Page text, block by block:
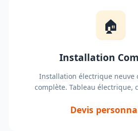
🏠
Installation
Installation électrique neuve
complète. Tableau électrique,
Devis